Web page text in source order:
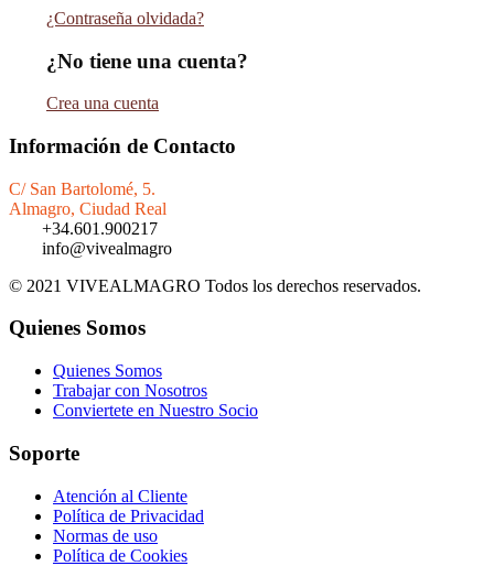
¿Contraseña olvidada?
¿No tiene una cuenta?
Crea una cuenta
Información de Contacto
C/ San Bartolomé, 5.
Almagro, Ciudad Real
+34.601.900217
info@vivealmagro
© 2021 VIVEALMAGRO Todos los derechos reservados.
Quienes Somos
Quienes Somos
Trabajar con Nosotros
Conviertete en Nuestro Socio
Soporte
Atención al Cliente
Política de Privacidad
Normas de uso
Política de Cookies